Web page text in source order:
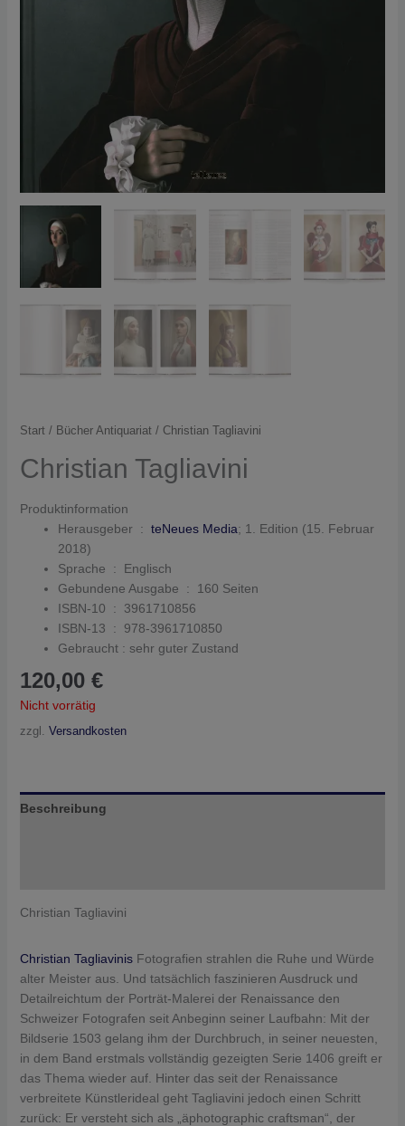
Start / Bücher Antiquariat / Christian Tagliavini
Christian Tagliavini
Produktinformation
Herausgeber ‏ : ‎ teNeues Media; 1. Edition (15. Februar
2018)
Sprache ‏ : ‎ Englisch
Gebundene Ausgabe ‏ : ‎ 160 Seiten
ISBN-10 ‏ : ‎ 3961710856
ISBN-13 ‏ : ‎ 978-3961710850
Gebraucht : sehr guter Zustand
120,00 €
Nicht vorrätig
zzgl. Versandkosten
Beschreibung
Christian Tagliavini
Christian TagliavinisFotografien strahlen die Ruhe und Würde
alter Meister aus.
Und tatsächlich ­faszinieren Ausdruck und
Detailreichtum der Porträt-Malerei der Renaissance den
Schweizer Fotografen seit Anbeginn seiner Laufbahn: Mit der
Bildserie 1503 gelang ihm der Durchbruch, in seiner neuesten,
in dem Band erstmals vollständig gezeigten Serie 1406 greift er
das Thema wieder auf. Hinter das seit der Renaissance
verbreitete Künstlerideal geht Tagliavini jedoch einen Schritt
zurück: Er versteht sich als „äphotographic craftsman“, der